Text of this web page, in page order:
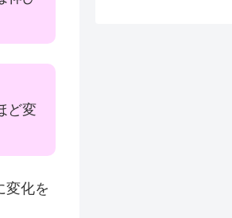
ど変
変化を